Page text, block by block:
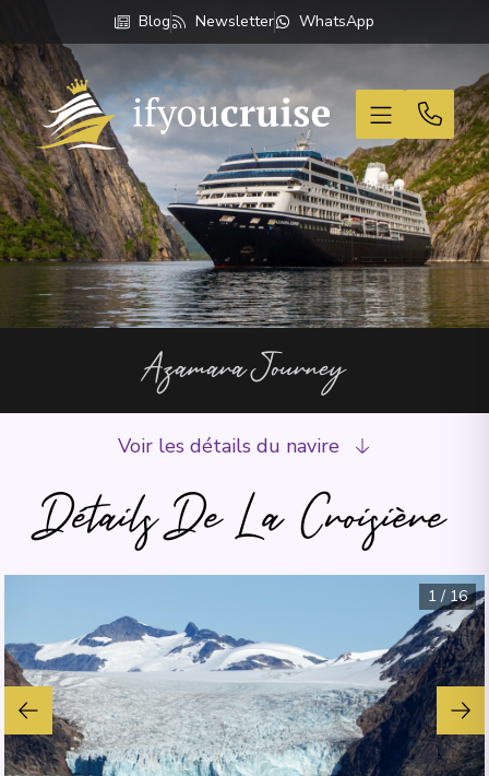
Blog Newsletter WhatsApp
If You Cruise
Azamara Journey
Détails De La Croisière
Voir les détails du navire
1 / 16